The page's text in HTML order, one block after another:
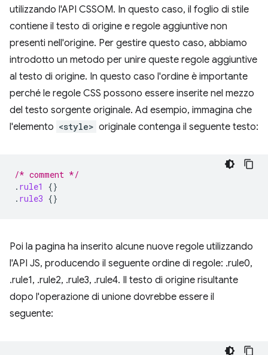
utilizzando l'API CSSOM. In questo caso, il foglio di stile
contiene il testo di origine e regole aggiuntive non
presenti nell'origine. Per gestire questo caso, abbiamo
introdotto un metodo per unire queste regole aggiuntive
al testo di origine. In questo caso l'ordine è importante
perché le regole CSS possono essere inserite nel mezzo
del testo sorgente originale. Ad esempio, immagina che
l'elemento <style> originale contenga il seguente testo:
/* comment */
. rule1
{}
. rule3 {}
Poi la pagina ha inserito alcune nuove regole utilizzando
l'API JS, producendo il seguente ordine di regole: .rule0,
.rule1, .rule2, .rule3, .rule4. Il testo di origine risultante
dopo l'operazione di unione dovrebbe essere il
seguente: